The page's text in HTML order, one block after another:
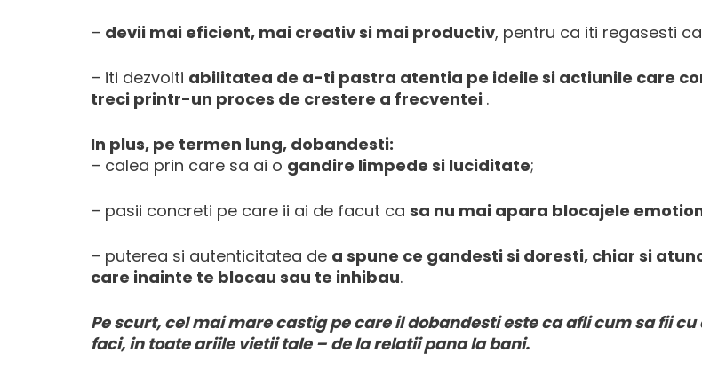
– devii mai eficient, mai creativ si mai productiv, pentru ca iti regasesti
– iti dezvolti abilitatea de a-ti pastra atentia pe ideile si actiunile care
treci printr-un proces de crestere a frecventei .
In plus, pe termen lung, dobandesti:
– calea prin care sa ai o gandire limpede si luciditate;
– pasii concreti pe care ii ai de facut ca sa nu mai apara blocajele
– puterea si autenticitatea de a spune ce gandesti si doresti, chiar si
care inainte te blocau sau te inhibau.
Pe scurt, cel mai mare castig pe care il dobandesti este ca afli cum sa fii
faci, in toate ariile vietii tale – de la relatii pana la bani.